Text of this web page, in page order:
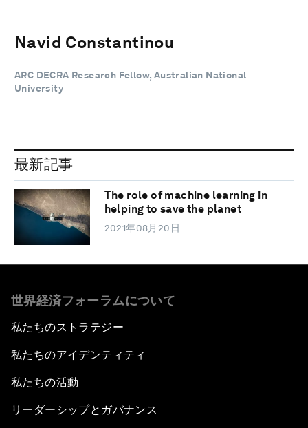
Navid Constantinou
ARC DECRA Research Fellow, Australian National
University
最新記事
The role of machine learning in
helping to save the planet
2021年08月20日
世界経済フォーラムについて
私たちのストラテジー
私たちのアイデンティティ
私たちの活動
リーダーシップとガバナンス